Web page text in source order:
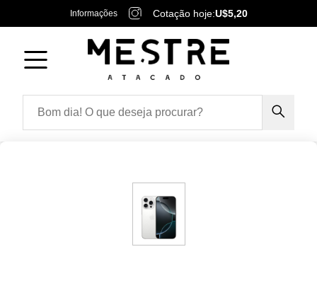
Informações Cotação hoje:U$5,20